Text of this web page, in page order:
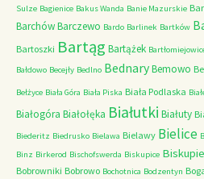
Sulze Bagienice Bakus Wanda Banie Mazurskie
BarchówBarczewo Bardo Barlinek Bartków
Bartoszki Bartąg Bartążek
Bałdowo Becejły Bedlno BednaryBemowo
Bełżyce Biała Góra Biała Piska Biała Podlaska
Białogóra Białołęka Białutki Białuty
Biederitz Biedrusko Bielawa Bielawy Bielice
Binz Birkerod Bischofswerda Biskupice
Bobrowniki Bobrowo Bochotnica Bodzentyn